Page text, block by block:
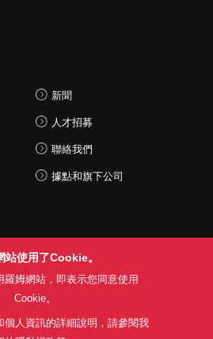
新聞
人才招募
聯絡我們
據點和旗下公司
站使用了Cookie。
羅姆網站，即表示您同意使用
Cookie。
個人資訊的詳細說明，請參閱我